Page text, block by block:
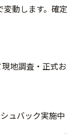
動します。確
地調査・正式